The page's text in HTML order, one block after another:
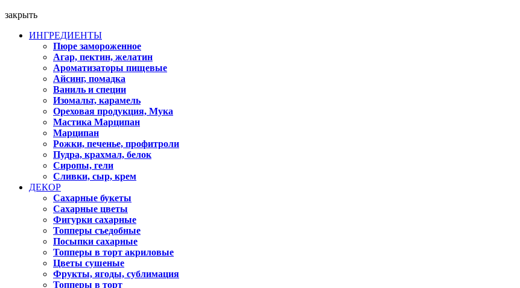
закрыть
ИНГРЕДИЕНТЫ
Пюре замороженное
Агар, пектин, желатин
Ароматизаторы пищевые
Айсинг, помадка
Ваниль и специи
Изомальт, карамель
Ореховая продукция, Мука
Мастика Марципан
Марципан
Рожки, печенье, профитроли
Пудра, крахмал, белок
Сиропы, гели
Сливки, сыр, крем
ДЕКОР
Сахарные букеты
Сахарные цветы
Фигурки сахарные
Топперы съедобные
Посыпки сахарные
Топперы в торт акриловые
Цветы сушеные
Фрукты, ягоды, сублимация
Топперы в торт